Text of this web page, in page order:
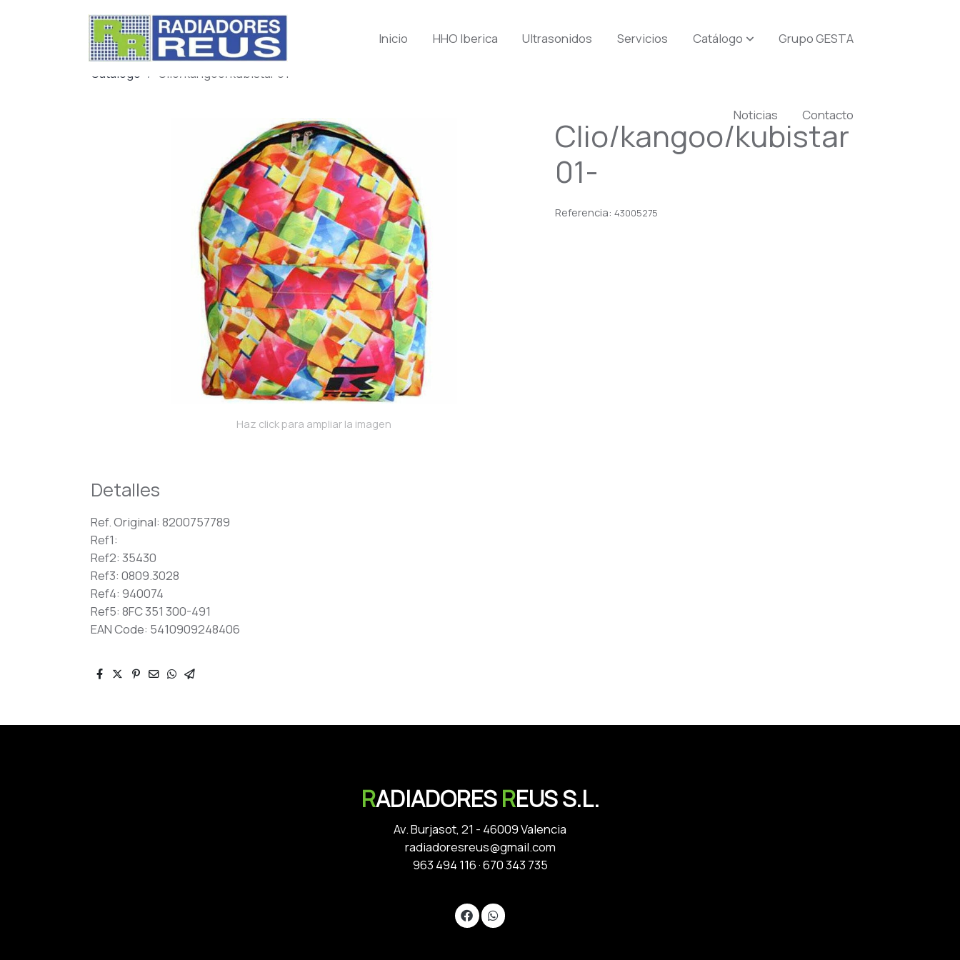
Inicio HHO Iberica Ultrasonidos Servicios Catálogo Grupo GESTA
Noticias Contacto
Catálogo Clio/kangoo/kubistar 01-
Haz click para ampliar la imagen
Detalles
Ref. Original: 8200757789
Ref1:
Ref2: 35430
Ref3: 0809.3028
Ref4: 940074
Ref5: 8FC 351 300-491
EAN Code: 5410909248406
Clio/kangoo/kubistar
01-
Referencia:43005275
RADIADORESREUS S.L.
Av. Burjasot, 21 - 46009 Valencia
radiadoresreus@gmail.com
963 494 116·670 343 735